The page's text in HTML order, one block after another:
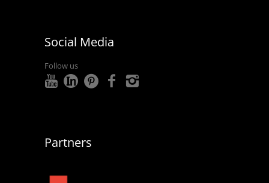
Social Media
Follow us
Partners